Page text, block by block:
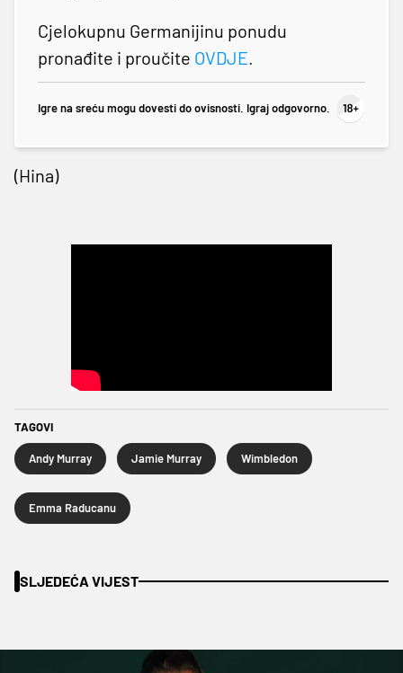
Cjelokupnu Germanijinu ponudu
pronađite i proučite OVDJE.
Igre na sreću mogu dovesti do ovisnosti. Igraj odgovorno.
(Hina)
TAGOVI
Andy Murray Jamie Murray Wimbledon
Emma Raducanu
SLJEDEĆA VIJEST